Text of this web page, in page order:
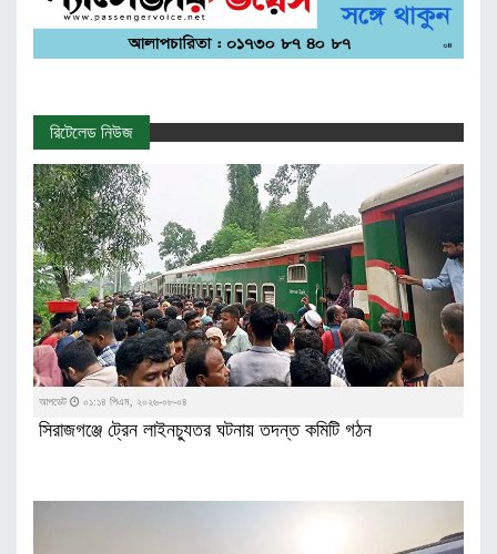
রিটেলেড নিউজ
আপডেট ০১:১৪ পিএম, ২০২৬-০৮-০৪
সিরাজগঞ্জে ট্রেন লাইনচ্যুতর ঘটনায় তদন্ত কমিটি গঠন